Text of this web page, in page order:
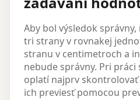
Aby bol výsledok
tri strany v rovnakej
stranu v centimetroch a
nebude správny. Pri
oplatí najprv
ich previesť pomocou